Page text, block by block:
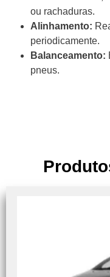
ou rachaduras.
Alinhamento:
periodicamente.
Balanceamento:
pneus.